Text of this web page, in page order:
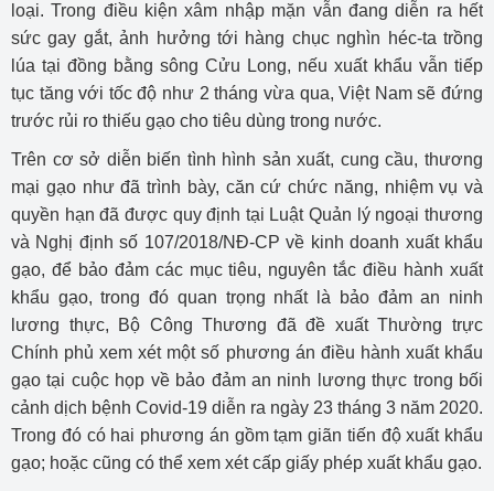
loại. Trong điều kiện xâm nhập mặn vẫn đang diễn ra hết
sức gay gắt, ảnh hưởng tới hàng chục nghìn héc-ta trồng
lúa tại đồng bằng sông Cửu Long, nếu xuất khẩu vẫn tiếp
tục tăng với tốc độ như 2 tháng vừa qua, Việt Nam sẽ đứng
trước rủi ro thiếu gạo cho tiêu dùng trong nước.
Trên cơ sở diễn biến tình hình sản xuất, cung cầu, thương
mại gạo như đã trình bày, căn cứ chức năng, nhiệm vụ và
quyền hạn đã được quy định tại Luật Quản lý ngoại thương
và Nghị định số 107/2018/NĐ-CP về kinh doanh xuất khẩu
gạo, để bảo đảm các mục tiêu, nguyên tắc điều hành xuất
khẩu gạo, trong đó quan trọng nhất là bảo đảm an ninh
lương thực, Bộ Công Thương đã đề xuất Thường trực
Chính phủ xem xét một số phương án điều hành xuất khẩu
gạo tại cuộc họp về bảo đảm an ninh lương thực trong bối
cảnh dịch bệnh Covid-19 diễn ra ngày 23 tháng 3 năm 2020.
Trong đó có hai phương án gồm tạm giãn tiến độ xuất khẩu
gạo; hoặc cũng có thể xem xét cấp giấy phép xuất khẩu gạo.